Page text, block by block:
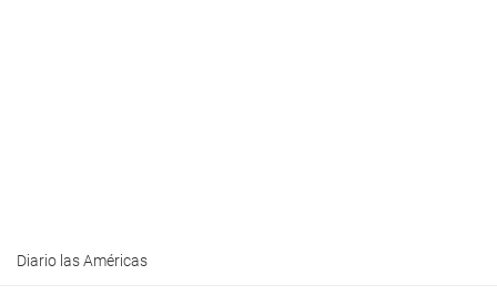
Diario las Américas